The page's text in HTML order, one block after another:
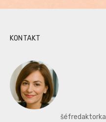
KONTAKT
šéfredaktorka